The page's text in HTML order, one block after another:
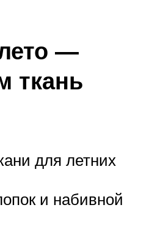
—
ткань
для летних
и набивной